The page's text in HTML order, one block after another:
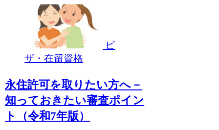
ビ
ザ・在留資格
永住許可を取りたい方へ－
知っておきたい審査ポイン
ト（令和7年版）